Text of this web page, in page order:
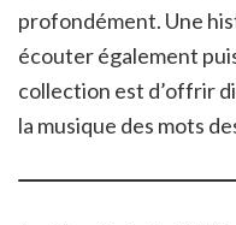
profondément. Une
écouter également
collection est d’offrir
la musique des mots